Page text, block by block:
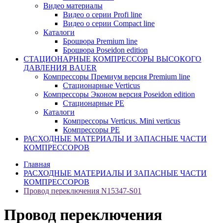
Видео материалы
Видео о серии Profi line
Видео о серии Compact line
Каталоги
Брошюра Premium line
Брошюра Poseidon edition
СТАЦИОНАРНЫЕ КОМПРЕССОРЫ ВЫСОКОГО
ДАВЛЕНИЯ BAUER
Компрессоры Премиум версия Premium line
Стационарные Verticus
Компрессоры Эконом версия Poseidon edition
Стационарные PE
Каталоги
Компрессоры Verticus. Mini verticus
Компрессоры PE
РАСХОДНЫЕ МАТЕРИАЛЫ И ЗАПАСНЫЕ ЧАСТИ
КОМПРЕССОРОВ
Главная
РАСХОДНЫЕ МАТЕРИАЛЫ И ЗАПАСНЫЕ ЧАСТИ
КОМПРЕССОРОВ
Провод переключения N15347-S01
Провод переключения